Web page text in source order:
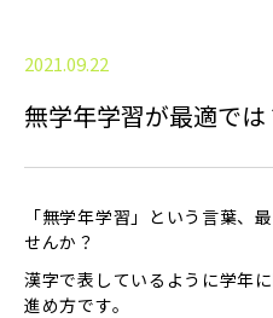
2021.09.22
無学年学習が最適では
「無学年学習」という言葉、
せんか？
漢字で表しているように学年
進め方です。